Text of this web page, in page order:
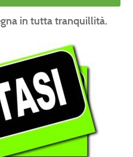
in tutta tranquillità.